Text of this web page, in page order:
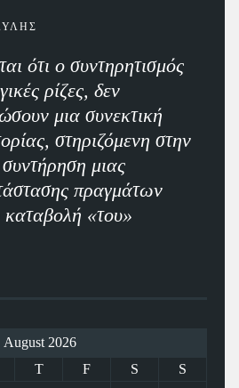
ότι ο συντηρητισμός
ρίζες, δεν
μια συνεκτική
στηριζόμενη στην
μιας
πραγμάτων
καταβολή «του»
August 2026
T F S
S